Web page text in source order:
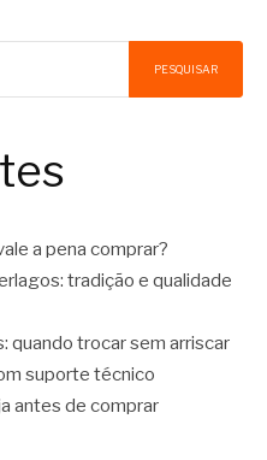
PESQUISAR
a pena comprar?
tradição e qualidade
quando trocar sem arriscar
suporte técnico
antes de comprar